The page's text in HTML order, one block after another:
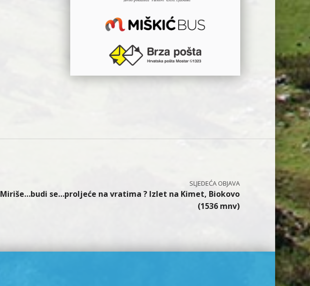
Miriše…budi se…proljeće na vratima ? Izlet na Kimet, Biokovo
(1536 mnv)